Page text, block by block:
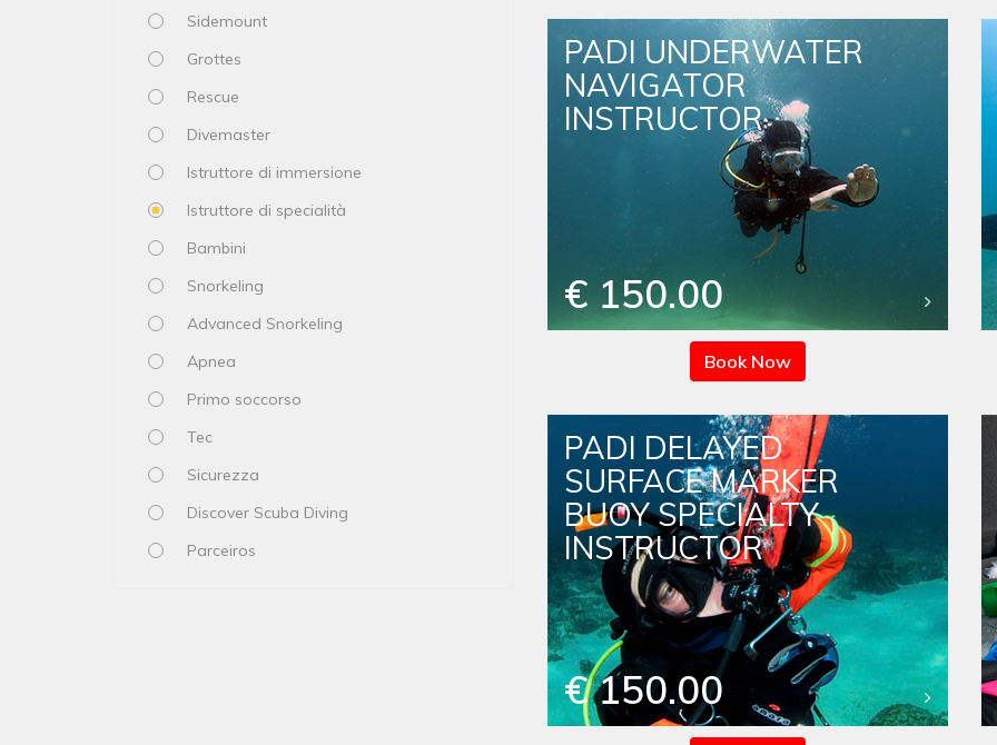
Sidemount
Grottes
Rescue
Divemaster
Istruttore di immersione
Istruttore di specialità
Bambini
Snorkeling
Advanced Snorkeling
Apnea
Primo soccorso
Tec
Sicurezza
Discover Scuba Diving
Parceiros
PADI UNDERWATER
NAVIGATOR
INSTRUCTOR
€ 150.00
Book Now
PADI DELAYED
SURFACE MARKER
BUOY SPECIALTY
INSTRUCTOR
€ 150.00